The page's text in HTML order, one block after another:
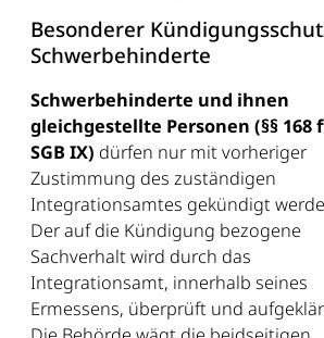
Besonderer
Schwerbehinderte
Schwerbehinderte und ihnen
gleichgestellte Personen (§§ 168
SGB IX) dürfen nur mit vorheriger
Zustimmung des zuständigen
Integrationsamtes gekündigt
Der auf die Kündigung bezogene
Sachverhalt wird durch das
Integrationsamt, innerhalb seines
Ermessens, überprüft und